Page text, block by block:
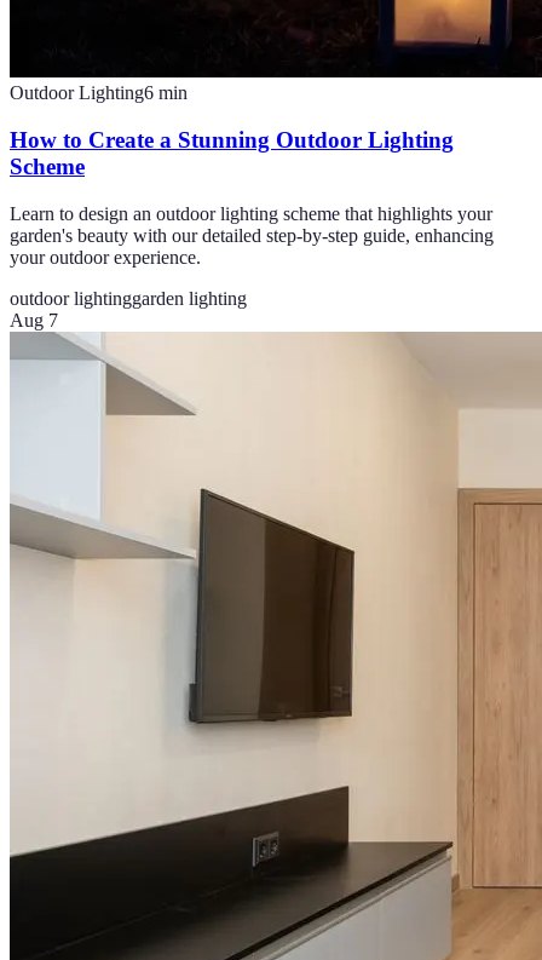
Outdoor Lighting6 min
How to Create a Stunning Outdoor Lighting
Scheme
Learn to design an outdoor lighting scheme that highlights your
garden's beauty with our detailed step-by-step guide, enhancing
your outdoor experience.
outdoor lightinggarden lighting
Aug 7